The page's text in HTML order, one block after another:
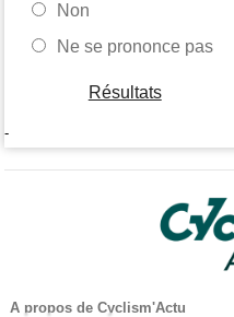
Non
Ne se prononce pas
Résultats
-
A propos de Cyclism'Actu